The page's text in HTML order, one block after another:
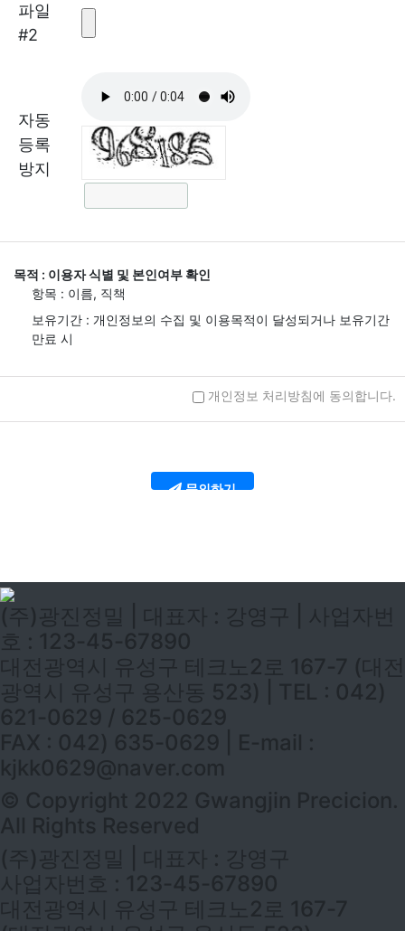
파일
#2
자동
등록
방지
목적 : 이용자 식별 및 본인여부 확인
항목 : 이름, 직책
보유기간 : 개인정보의 수집 및 이용목적이 달성되거나 보유기간
만료 시
목적 : 고객서비스 이용에 관한 통지, CS대응을 위한 이용자 식별
개인정보 처리방침에 동의합니다.
문의하기
(주)광진정밀 | 대표자 : 강영구 | 사업자번
호 : 123-45-67890
대전광역시 유성구 테크노2로 167-7 (대전
광역시 유성구 용산동 523) | TEL : 042)
621-0629 / 625-0629
FAX : 042) 635-0629 | E-mail :
kjkk0629@naver.com
© Copyright 2022 Gwangjin Precicion.
All Rights Reserved
(주)광진정밀 | 대표자 : 강영구
사업자번호 : 123-45-67890
대전광역시 유성구 테크노2로 167-7